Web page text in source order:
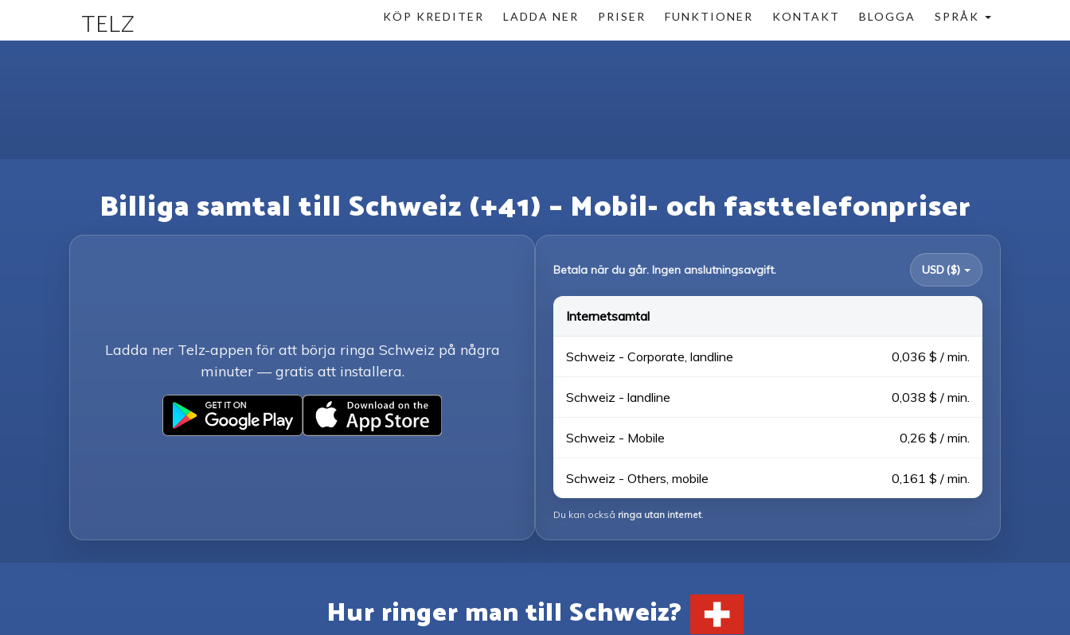
TELZ KÖP KREDITER LADDA NER PRISER FUNKTIONER KONTAKT BLOGGA SPRÅK
Billiga samtal till Schweiz (+41) – Mobil- och fasttelefonpriser
Ladda ner Telz-appen för att börja ringa Schweiz på några
minuter — gratis att installera.
Betala när du går. Ingen anslutningsavgift. USD ($)
Internetsamtal
Schweiz - Corporate, landline 0,036 $ / min.
Schweiz - landline 0,038 $ / min.
Schweiz - Mobile 0,26 $ / min.
Schweiz - Others, mobile 0,161 $ / min.
Du kan också ringa utan internet.
Hur ringer man till Schweiz?